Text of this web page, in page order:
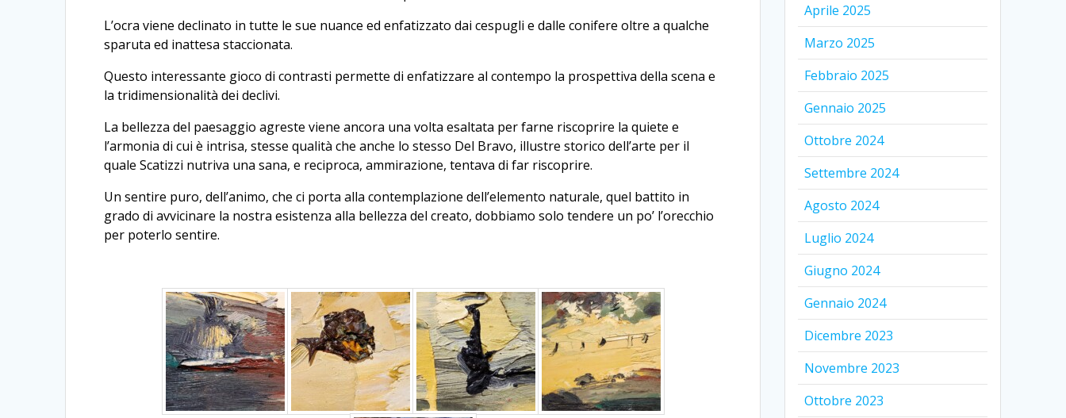
L’ocra viene declinato in tutte le sue nuance ed enfatizzato dai cespugli e dalle conifere oltre a qualche
sparuta ed inattesa staccionata.
Questo interessante gioco di contrasti permette di enfatizzare al contempo la prospettiva della scena e
la tridimensionalità dei declivi.
La bellezza del paesaggio agreste viene ancora una volta esaltata per farne riscoprire la quiete e
l’armonia di cui è intrisa, stesse qualità che anche lo stesso Del Bravo, illustre storico dell’arte per il
quale Scatizzi nutriva una sana, e reciproca, ammirazione, tentava di far riscoprire.
Un sentire puro, dell’animo, che ci porta alla contemplazione dell’elemento naturale, quel battito in
grado di avvicinare la nostra esistenza alla bellezza del creato, dobbiamo solo tendere un po’ l’orecchio
per poterlo sentire.
Aprile 2025
Marzo 2025
Febbraio 2025
Gennaio 2025
Ottobre 2024
Settembre 2024
Agosto 2024
Luglio 2024
Giugno 2024
Gennaio 2024
Dicembre 2023
Novembre 2023
Ottobre 2023